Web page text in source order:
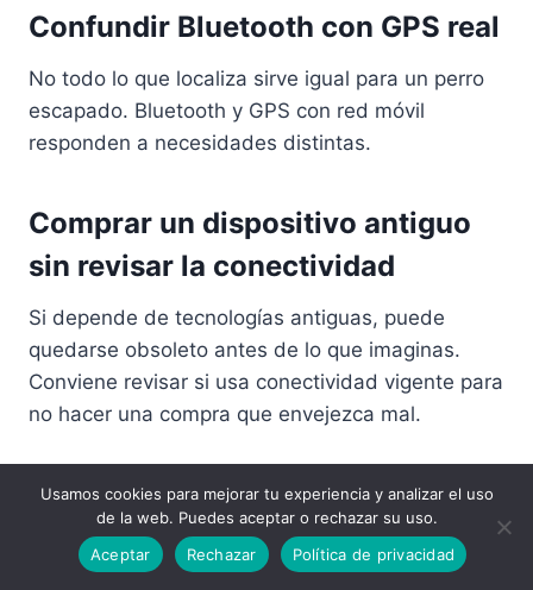
Confundir Bluetooth con GPS real
No todo lo que localiza sirve igual para un perro
escapado. Bluetooth y GPS con red móvil
responden a necesidades distintas.
Comprar un dispositivo antiguo
sin revisar la conectividad
Si depende de tecnologías antiguas, puede
quedarse obsoleto antes de lo que imaginas.
Conviene revisar si usa conectividad vigente para
no hacer una compra que envejezca mal.
Entonces, ¿qué GPS para
perros te conviene?
Usamos cookies para mejorar tu experiencia y analizar el uso
de la web. Puedes aceptar o rechazar su uso.
Aceptar
Rechazar Política de privacidad